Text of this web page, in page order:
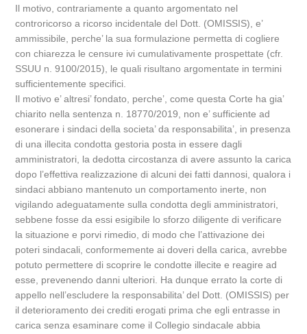
Il motivo, contrariamente a quanto argomentato nel
controricorso a ricorso incidentale del Dott. (OMISSIS), e’
ammissibile, perche’ la sua formulazione permetta di cogliere
con chiarezza le censure ivi cumulativamente prospettate (cfr.
SSUU n. 9100/2015), le quali risultano argomentate in termini
sufficientemente specifici.
Il motivo e’ altresi’ fondato, perche’, come questa Corte ha gia’
chiarito nella sentenza n. 18770/2019, non e’ sufficiente ad
esonerare i sindaci della societa’ da responsabilita’, in presenza
di una illecita condotta gestoria posta in essere dagli
amministratori, la dedotta circostanza di avere assunto la carica
dopo l’effettiva realizzazione di alcuni dei fatti dannosi, qualora i
sindaci abbiano mantenuto un comportamento inerte, non
vigilando adeguatamente sulla condotta degli amministratori,
sebbene fosse da essi esigibile lo sforzo diligente di verificare
la situazione e porvi rimedio, di modo che l’attivazione dei
poteri sindacali, conformemente ai doveri della carica, avrebbe
potuto permettere di scoprire le condotte illecite e reagire ad
esse, prevenendo danni ulteriori. Ha dunque errato la corte di
appello nell’escludere la responsabilita’ del Dott. (OMISSIS) per
il deterioramento dei crediti erogati prima che egli entrasse in
carica senza esaminare come il Collegio sindacale abbia